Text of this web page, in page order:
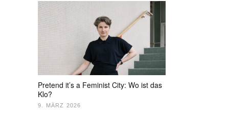
Pretend it’s a Feminist City: Wo ist das
Klo?
9. MÄRZ 2026